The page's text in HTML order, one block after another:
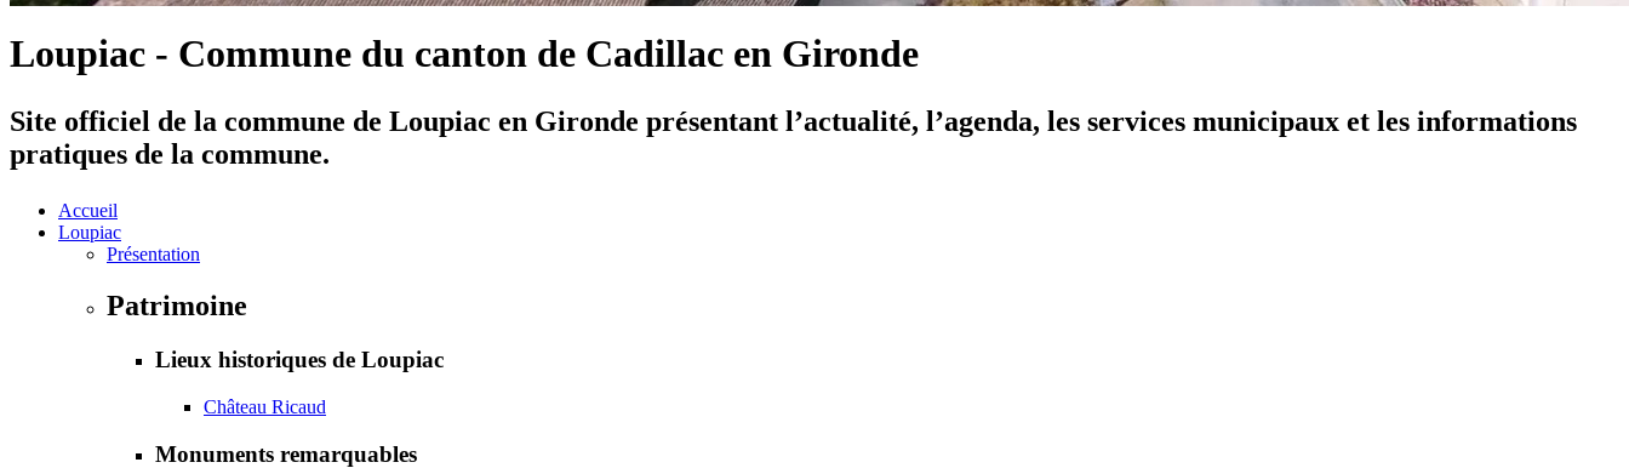
Loupiac - Commune du canton de Cadillac en Gironde
Site officiel de la commune de Loupiac en Gironde présentant l’actualité, l’agenda, les services municipaux et les informations
pratiques de la commune.
Accueil
Loupiac
Présentation
Patrimoine
Lieux historiques de Loupiac
Château Ricaud
Monuments remarquables